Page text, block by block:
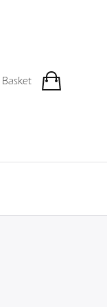
Basket